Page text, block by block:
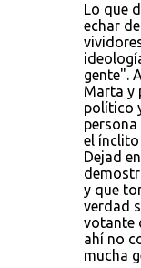
Lo que
echar
gente".
Marta y
político
el ínclito
Dejad
y que
verdad
votante
ahí no
mucha